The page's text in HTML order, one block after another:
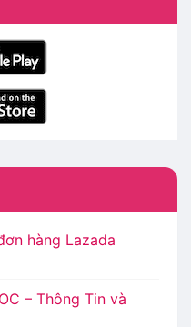
hàng Lazada
– Thông Tin và